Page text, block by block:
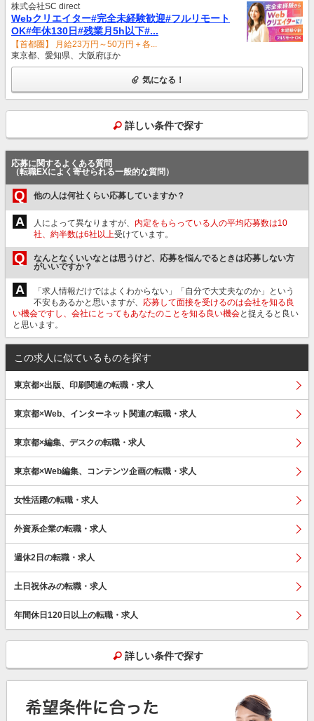
株式会社SC direct
Webクリエイター#完全未経験歓迎#フルリモート
OK#年休130日#残業月5h以下#...
【首都圏】 月給23万円～50万円＋各...
東京都、愛知県、大阪府ほか
気になる！
詳しい条件で探す
応募に関するよくある質問
（転職EXによく寄せられる一般的な質問）
Q 他の人は何社くらい応募していますか？
A 人によって異なりますが、 内定をもらっている人の平均応募数は10
社、約半数は6社以上受けています。
Q
なんとなくいいなとは思うけど、応募を悩んでるときは応募しない方
がいいですか？
A
「求人情報だけではよくわからない」「自分で大丈夫なのか」という
不安もあるかと思いますが、 応募して面接を受けるのは会社を知る良
い機会ですし、会社にとってもあなたのことを知る良い機会と捉えると良い
と思います。
この求人に似ているものを探す
東京都×出版、印刷関連の転職・求人
東京都×Web、インターネット関連の転職・求人
東京都×編集、デスクの転職・求人
東京都×Web編集、コンテンツ企画の転職・求人
女性活躍の転職・求人
外資系企業の転職・求人
週休2日の転職・求人
土日祝休みの転職・求人
年間休日120日以上の転職・求人
詳しい条件で探す